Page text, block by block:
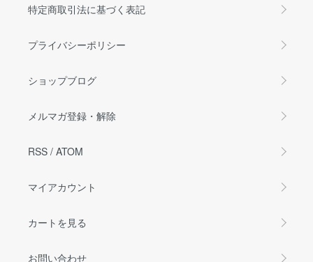
特定商取引法に基づく表記
プライバシーポリシー
ショップブログ
メルマガ登録・解除
RSS / ATOM
マイアカウント
カートを見る
お問い合わせ